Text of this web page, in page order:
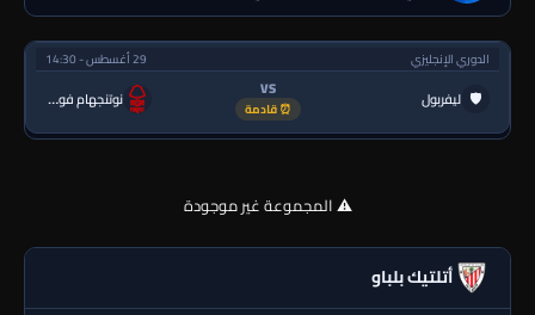
الدوري الإنجليزي 29 أغسطس - 14:30
🛡 ليفربول VS
⏰ قادمة نوتنجهام فورست
⚠️ المجموعة غير موجودة
أتلتيك بلباو